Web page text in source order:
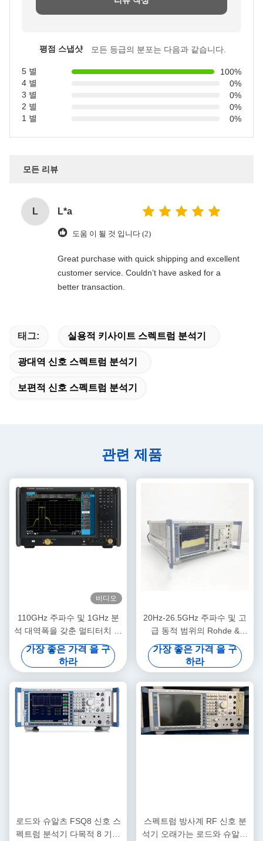
평점 스냅샷 모든 등급의 분포는 다음과 같습니다.
5 별
100%
4 별
0%
3 별
0%
2 별
0%
1 별
0%
모든 리뷰
L L*a
도움 이 될 것 입니다 (2)
Great purchase with quick shipping and excellent
customer service. Couldn’t have asked for a
better transaction.
태그: 실용적 키사이트 스렉트럼 분석기
광대역 신호 스렉트럼 분석기
보편적 신호 스펙트럼 분석기
관련 제품
비디오
110GHz 주파수 및 1GHz 분
석 대역폭을 갖춘 멀티터치 블
랙 신호 분석기 UXA X-시리즈
스펙트럼 분석기
가장 좋은 가격 을 구
하라
20Hz-26.5GHz 주파수 및 고
급 동적 범위의 Rohde &
Schwarz FSQ26 신호 분석기
가장 좋은 가격 을 구
하라
로드와 슈알츠 FSQ8 신호 스
펙트럼 분석기 다목적 8 기가
스펙트럼 방사계 RF 신호 분
석기 오래가는 로드와 슈알츠